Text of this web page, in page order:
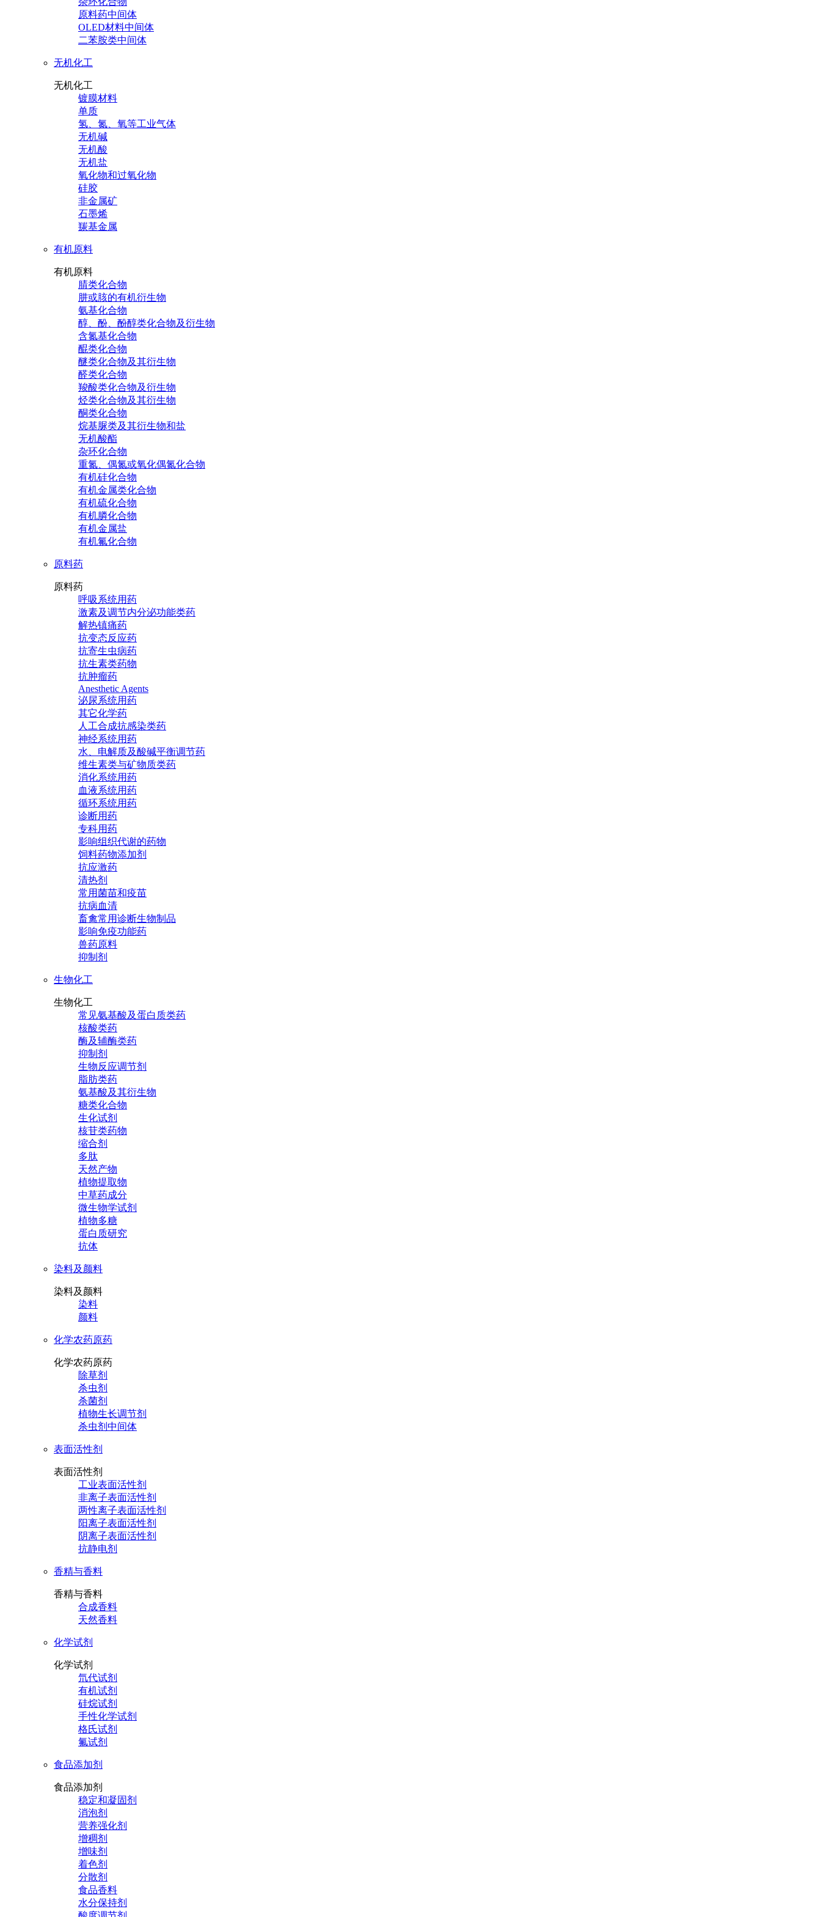
原料药中间体
OLED材料中间体
二苯胺类中间体
无机化工
无机化工
镀膜材料
单质
氢、氮、氧等工业气体
无机碱
无机酸
无机盐
氧化物和过氧化物
硅胶
非金属矿
石墨烯
羰基金属
有机原料
有机原料
腈类化合物
肼或胲的有机衍生物
氨基化合物
醇、酚、酚醇类化合物及衍生物
含氮基化合物
醌类化合物
醚类化合物及其衍生物
醛类化合物
羧酸类化合物及衍生物
烃类化合物及其衍生物
酮类化合物
烷基脲类及其衍生物和盐
无机酸酯
杂环化合物
重氮、偶氮或氧化偶氮化合物
有机硅化合物
有机金属类化合物
有机硫化合物
有机膦化合物
有机金属盐
有机氟化合物
原料药
原料药
呼吸系统用药
激素及调节内分泌功能类药
解热镇痛药
抗变态反应药
抗寄生虫病药
抗生素类药物
抗肿瘤药
Anesthetic Agents
泌尿系统用药
其它化学药
人工合成抗感染类药
神经系统用药
水、电解质及酸碱平衡调节药
维生素类与矿物质类药
消化系统用药
血液系统用药
循环系统用药
诊断用药
专科用药
影响组织代谢的药物
饲料药物添加剂
抗应激药
清热剂
常用菌苗和疫苗
抗病血清
畜禽常用诊断生物制品
影响免疫功能药
兽药原料
抑制剂
生物化工
生物化工
常见氨基酸及蛋白质类药
核酸类药
酶及辅酶类药
抑制剂
生物反应调节剂
脂肪类药
氨基酸及其衍生物
糖类化合物
生化试剂
核苷类药物
缩合剂
多肽
天然产物
植物提取物
中草药成分
微生物学试剂
植物多糖
蛋白质研究
抗体
染料及颜料
染料及颜料
染料
颜料
化学农药原药
化学农药原药
除草剂
杀虫剂
杀菌剂
植物生长调节剂
杀虫剂中间体
表面活性剂
表面活性剂
工业表面活性剂
非离子表面活性剂
两性离子表面活性剂
阳离子表面活性剂
阴离子表面活性剂
抗静电剂
香精与香料
香精与香料
合成香料
天然香料
化学试剂
化学试剂
氘代试剂
有机试剂
硅烷试剂
手性化学试剂
格氏试剂
氟试剂
食品添加剂
食品添加剂
稳定和凝固剂
消泡剂
营养强化剂
增稠剂
增味剂
着色剂
分散剂
食品香料
水分保持剂